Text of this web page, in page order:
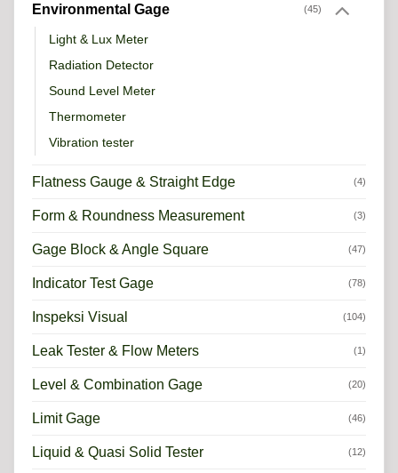
Environmental Gage (45)
Light & Lux Meter
Radiation Detector
Sound Level Meter
Thermometer
Vibration tester
Flatness Gauge & Straight Edge (4)
Form & Roundness Measurement (3)
Gage Block & Angle Square (47)
Indicator Test Gage (78)
Inspeksi Visual (104)
Leak Tester & Flow Meters (1)
Level & Combination Gage (20)
Limit Gage (46)
Liquid & Quasi Solid Tester (12)